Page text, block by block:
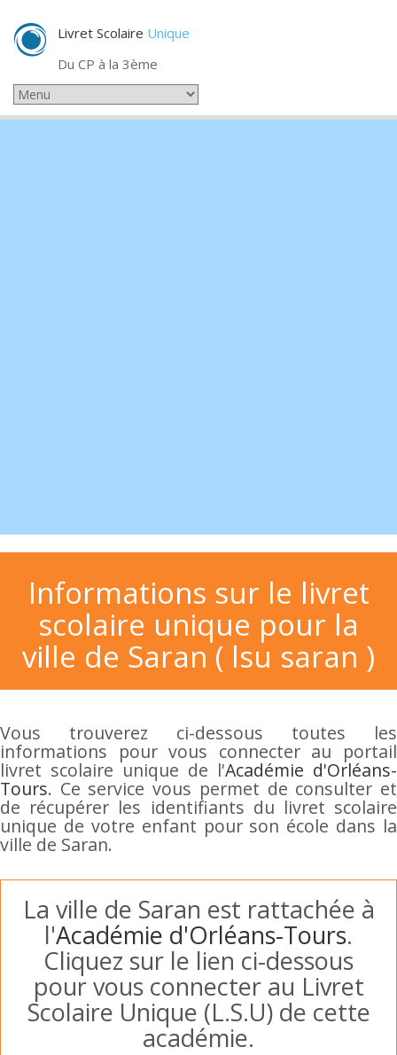
Livret Scolaire Unique
Du CP à la 3ème
Informations sur le livret
scolaire unique pour la
ville de Saran ( lsu saran )
Vous trouverez ci-dessous toutes les
informations pour vous connecter au portail
livret scolaire unique de l'Académie d'Orléans-
Tours. Ce service vous permet de consulter et
de récupérer les identifiants du livret scolaire
unique de votre enfant pour son école dans la
ville de Saran.
La ville de Saran est rattachée à
l'Académie d'Orléans-Tours.
Cliquez sur le lien ci-dessous
pour vous connecter au Livret
Scolaire Unique (L.S.U) de cette
académie.